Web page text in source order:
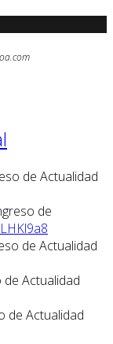
de Actualidad
de
de Actualidad
Actualidad
de Actualidad